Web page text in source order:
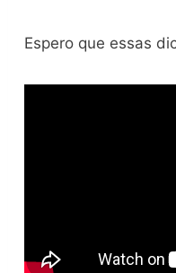
Espero que essas